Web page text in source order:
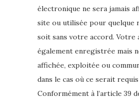
électronique ne sera jamais
site ou utilisée pour quelque
soit sans votre accord. Votre
également enregistrée mais
affichée, exploitée ou
dans le cas où ce serait
Conformément à l’article 39